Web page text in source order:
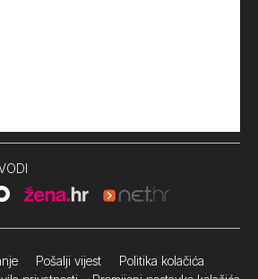
Pošalji vijest Politika kolačića